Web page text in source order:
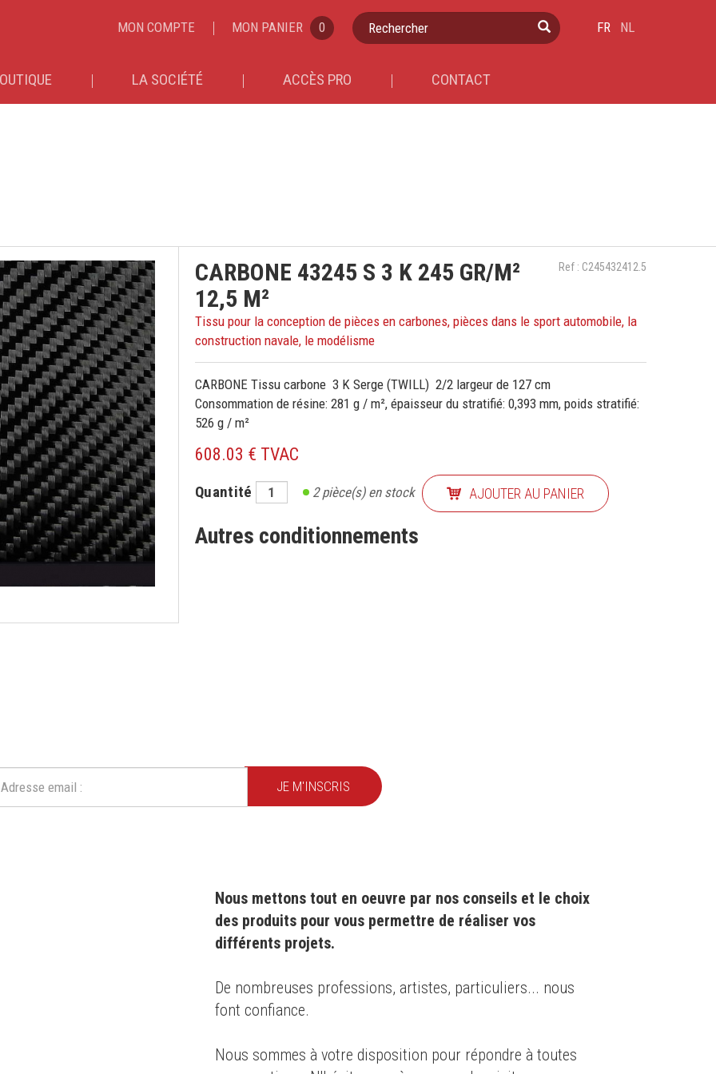
MON COMPTE MON PANIER 0 Rechercher FR NL
LA SOCIÉTÉ ACCÈS PRO CONTACT
Ref : C245432412.5
CARBONE 43245 S 3 K 245 GR/M²
12,5 M²
Tissu pour la conception de pièces en carbones, pièces dans le sport automobile, la
construction navale, le modélisme
CARBONE Tissu carbone 3 K Serge (TWILL) 2/2 largeur de 127 cm
Consommation de résine: 281 g / m², épaisseur du stratifié: 0,393 mm, poids stratifié:
526 g / m²
608.03 € TVAC
Quantité 2pièce(s) en stock AJOUTER AU PANIER
Autres conditionnements
JE M'INSCRIS
Nous mettons tout en oeuvre par nos conseils et le choix
des produits pour vous permettre de réaliser vos
différents projets.
De nombreuses professions, artistes, particuliers... nous
font confiance.
Nous sommes à votre disposition pour répondre à toutes